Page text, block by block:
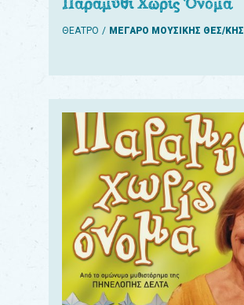
ΘΕΑΤΡΟ ΜΕΓΑΡΟ ΜΟΥΣΙΚΗΣ ΘΕΣ/ΚΗΣ